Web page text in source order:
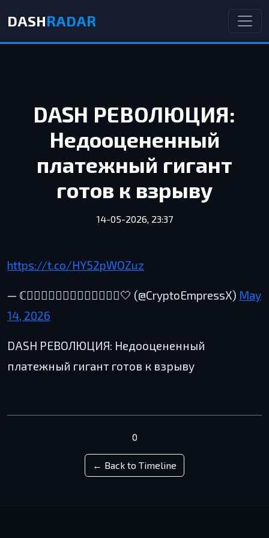
DASHRADAR
DASH РЕВОЛЮЦИЯ:
Недооцененный
платежный гигант
готов к взрыву
14-05-2026, 23:37
https://t.co/HY52pWOZuz
— ℂ𝕣𝕪𝕡𝕥𝕠𝔼𝕞𝕡𝕣𝕖𝕤𝕤🤍 (@CryptoEmpressX) May
14, 2026
DASH РЕВОЛЮЦИЯ: Недооцененный
платежный гигант готов к взрыву
0
← Back to Timeline